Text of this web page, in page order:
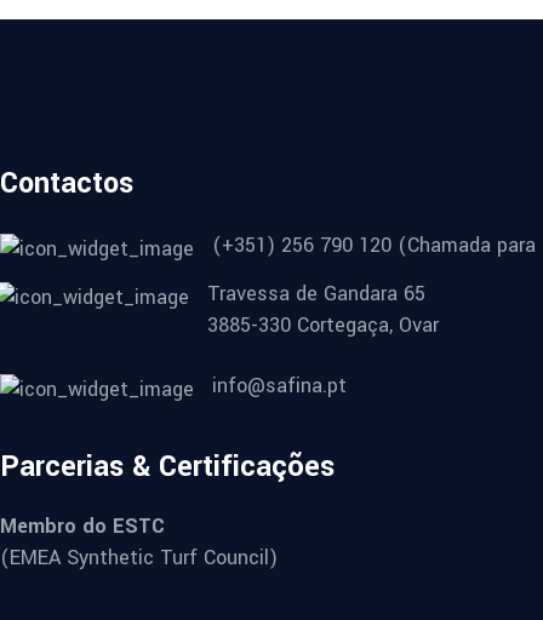
Contactos
(+351) 256 790 120 (Chamada
Travessa de Gandara 65
3885-330 Cortegaça, Ovar
info@safina.pt
Parcerias & Certificações
Membro do ESTC
(EMEA Synthetic Turf Council)